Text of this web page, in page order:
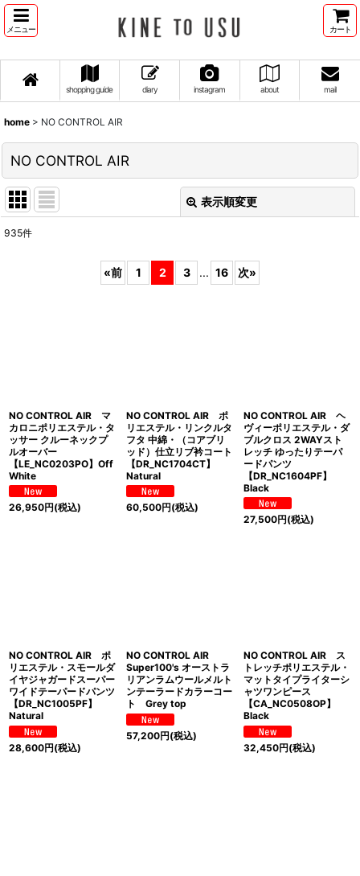
メニュー カート
shopping guide diary instagram about mail
home > NO CONTROL AIR
NO CONTROL AIR
表示順変更
935件
«前 1 2 3 ... 16 次»
NO CONTROL AIR マ
カロニポリエステル・タ
ッサー クルーネックプ
ルオーバー
【LE_NC0203PO】Off
White
26,950円(税込)
NO CONTROL AIR ポ
リエステル・リンクルタ
フタ 中綿・（コアブリ
ッド）仕立リブ衿コート
【DR_NC1704CT】
Natural
60,500円(税込)
NO CONTROL AIR ヘ
ヴィーポリエステル・ダ
ブルクロス 2WAYスト
レッチ ゆったりテーパ
ードパンツ
【DR_NC1604PF】
Black
27,500円(税込)
NO CONTROL AIR ポ
リエステル・スモールダ
イヤジャガードスーパー
ワイドテーパードパンツ
【DR_NC1005PF】
Natural
28,600円(税込)
NO CONTROL AIR
Super100's オーストラ
リアンラムウールメルト
ンテーラードカラーコー
ト Grey top
57,200円(税込)
NO CONTROL AIR ス
トレッチポリエステル・
マットタイプライターシ
ャツワンピース
【CA_NC0508OP】
Black
32,450円(税込)